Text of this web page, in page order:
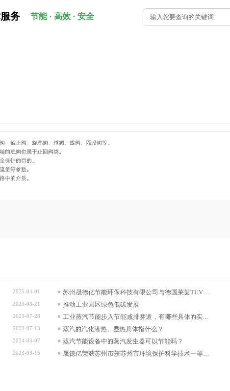
务 节能 · 高效 · 安全
截止阀、旋塞阀、球阀、蝶阀、隔膜阀等。
的底阀也属于止回阀类。
保护的目的。
量等参数。
中的介质。
2025-04-01
苏州晟德亿节能环保科技有限公司与德国莱茵TUV可
持续发展战略合作正式签约
2023-08-21 推动工业园区绿色低碳发展
2023-07-28
工业蒸汽节能步入节能减排赛道，有哪些具体的实施
措施？
2023-07-13 蒸汽的汽化潜热、显热具体指什么？
2024-03-07 蒸汽节能设备中的蒸汽发生器可以节能吗？
2023-03-15
晟德亿荣获苏州市获苏州市环境保护科学技术一等奖